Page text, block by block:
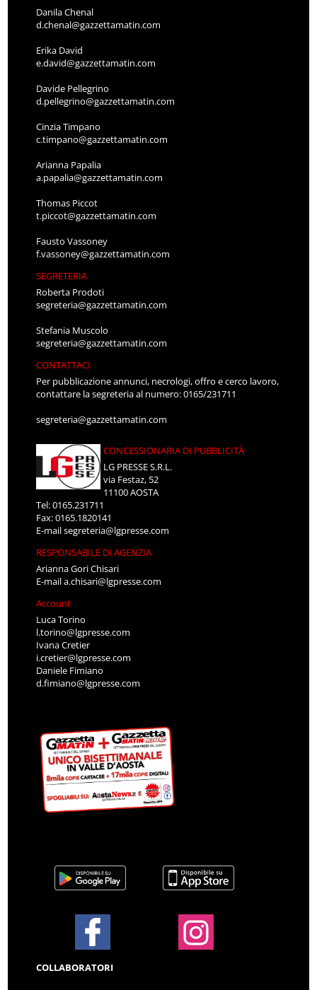
Danila Chenal
d.chenal@gazzettamatin.com
Erika David
e.david@gazzettamatin.com
Davide Pellegrino
d.pellegrino@gazzettamatin.com
Cinzia Timpano
c.timpano@gazzettamatin.com
Arianna Papalia
a.papalia@gazzettamatin.com
Thomas Piccot
t.piccot@gazzettamatin.com
Fausto Vassoney
f.vassoney@gazzettamatin.com
SEGRETERIA
Roberta Prodoti
segreteria@gazzettamatin.com
Stefania Muscolo
segreteria@gazzettamatin.com
CONTATTACI
Per pubblicazione annunci, necrologi, offro e cerco lavoro,
contattare la segreteria al numero: 0165/231711
segreteria@gazzettamatin.com
CONCESSIONARIA DI PUBBLICITÀ
LG PRESSE S.R.L.
via Festaz, 52
11100 AOSTA
Tel: 0165.231711
Fax: 0165.1820141
E-mailsegreteria@lgpresse.com
RESPONSABILE DI AGENZIA
Arianna Gori Chisari
E-maila.chisari@lgpresse.com
Account
Luca Torino
l.torino@lgpresse.com
Ivana Cretier
i.cretier@lgpresse.com
Daniele Fimiano
d.fimiano@lgpresse.com
COLLABORATORI